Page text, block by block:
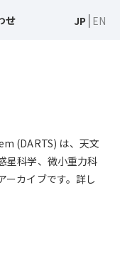
せ JP EN
(DARTS) は、天文
星科学、微小重力科
ーカイブです。詳し